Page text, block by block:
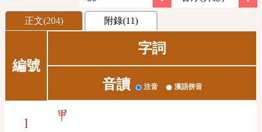
正文(204) 附錄(11)
編號
字詞
音讀 注音 漢語拼音
1
甲